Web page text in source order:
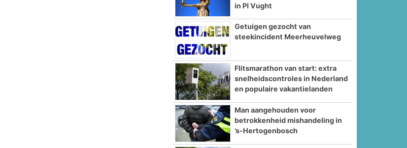
in PI Vught
Getuigen gezocht van
steekincident Meerheuvelweg
Flitsmarathon van start: extra
snelheidscontroles in Nederland
en populaire vakantielanden
Man aangehouden voor
betrokkenheid mishandeling in
’s-Hertogenbosch